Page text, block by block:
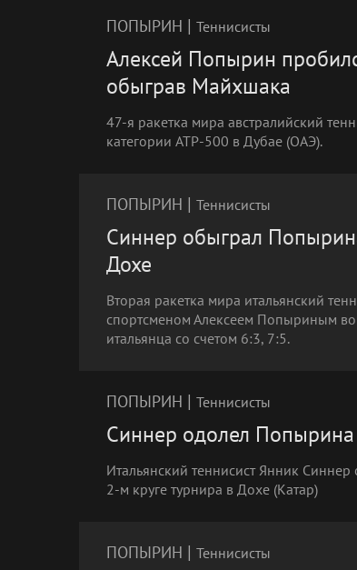
ПОПЫРИН | Теннисисты
Алексей Попырин
обыграв Майхшака
47-я ракетка мира австралийский
категории ATP-500 в Дубае (ОАЭ).
ПОПЫРИН | Теннисисты
Синнер обыграл
Дохе
Вторая ракетка мира итальянский
спортсменом Алексеем Попыриным во
итальянца со счетом 6:3, 7:5.
ПОПЫРИН | Теннисисты
Синнер одолел Попырина
Итальянский теннисист Янник
2-м круге турнира в Дохе (Катар)
ПОПЫРИН | Теннисисты